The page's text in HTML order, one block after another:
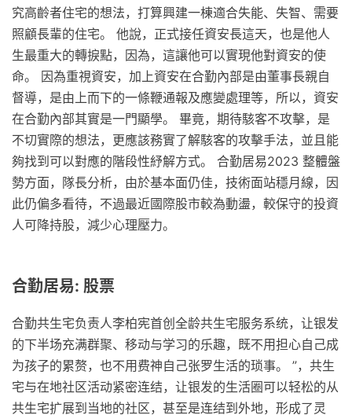
究高齡者住宅的想法，打算興建一棟適合失能、失智、需要
照顧長輩的住宅。 他說，正式接任資安長這天，也是他人
生最重大的轉捩點，因為，這讓他可以實現他對資安的使
命。 因為重視資安，加上資安在合勤內部是由董事長親自
督導，是由上而下的一條鞭通報及應變處理等，所以，資安
在合勤內部其實是一門顯學。 畢竟，期待駭客不攻擊，是
不切實際的想法，更應該務實了解駭客的攻擊手法，並且能
夠找到可以對應的階段性紓解方式。 合勤居易2023 整體盤
勢方面，隊長分析，由於基本面仍佳，技術面站穩月線，因
此仍偏多看待，不過最近國際股市較為動盪，較保守的投資
人可降持股，減少心理壓力。
合勤居易: 股票
合勤共生宅负责人李柏宪首创全龄共生宅服务系统，让银发
的下半场充满群聚、移动与学习的乐趣，既不用担心自己成
为孩子的累赘，也不用费神自己张罗生活的琐事。 ”，共生
宅与在地社区活动紧密连结，让银发的生活圈可以轻松的从
共生宅扩展到当地的社区，甚至是连结到外地，形成了灵